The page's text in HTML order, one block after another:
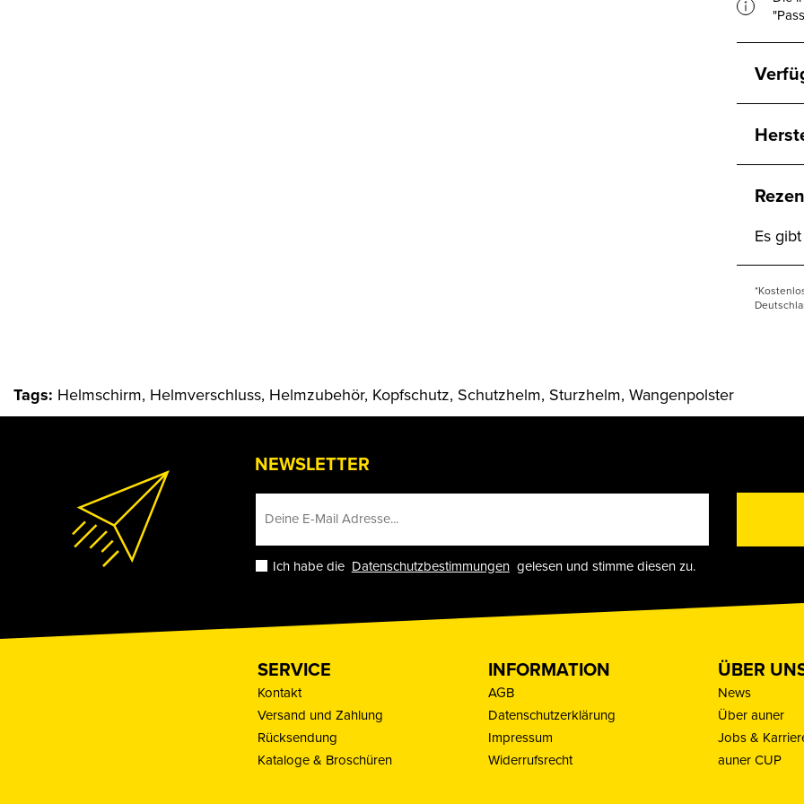
Es
Tags: Helmschirm, Helmverschluss, Helmzubehör, Kopfschutz, Schutzhelm, Sturzhelm, Wangenpolster
NEWSLETTER
Ich habe die Datenschutzbestimmungengelesen und stimme diesen zu.
SERVICE
Kontakt
Versand und Zahlung
Rücksendung
Kataloge & Broschüren
INFORMATION
AGB
Datenschutzerklärung
Impressum
Widerrufsrecht
ÜBER
News
Über auner
Jobs &
auner CUP